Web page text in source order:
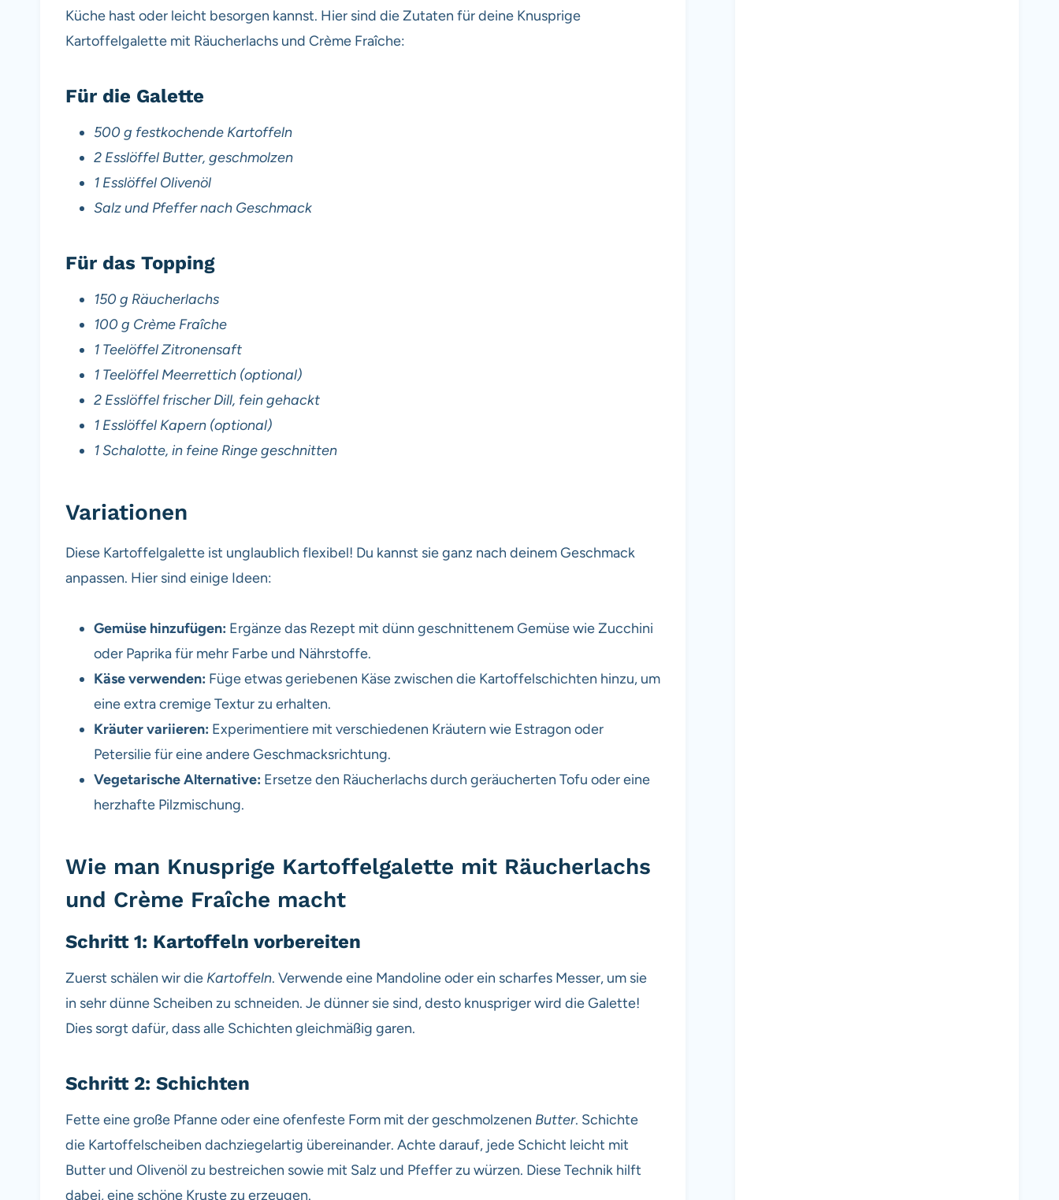
Küche hast oder leicht besorgen kannst. Hier sind die Zutaten für deine Knusprige
Kartoffelgalette mit Räucherlachs und Crème Fraîche:
Für die Galette
500 g festkochende Kartoffeln
2 Esslöffel Butter, geschmolzen
1 Esslöffel Olivenöl
Salz und Pfeffer nach Geschmack
Für das Topping
150 g Räucherlachs
100 g Crème Fraîche
1 Teelöffel Zitronensaft
1 Teelöffel Meerrettich (optional)
2 Esslöffel frischer Dill, fein gehackt
1 Esslöffel Kapern (optional)
1 Schalotte, in feine Ringe geschnitten
Variationen
Diese Kartoffelgalette ist unglaublich flexibel! Du kannst sie ganz nach deinem Geschmack
anpassen. Hier sind einige Ideen:
Gemüse hinzufügen: Ergänze das Rezept mit dünn geschnittenem Gemüse wie Zucchini
oder Paprika für mehr Farbe und Nährstoffe.
Käse verwenden: Füge etwas geriebenen Käse zwischen die Kartoffelschichten hinzu, um
eine extra cremige Textur zu erhalten.
Kräuter variieren: Experimentiere mit verschiedenen Kräutern wie Estragon oder
Petersilie für eine andere Geschmacksrichtung.
Vegetarische Alternative: Ersetze den Räucherlachs durch geräucherten Tofu oder eine
herzhafte Pilzmischung.
Wie man Knusprige Kartoffelgalette mit Räucherlachs
und Crème Fraîche macht
Schritt 1: Kartoffeln vorbereiten
Zuerst schälen wir die Kartoffeln. Verwende eine Mandoline oder ein scharfes Messer, um sie
in sehr dünne Scheiben zu schneiden. Je dünner sie sind, desto knuspriger wird die Galette!
Dies sorgt dafür, dass alle Schichten gleichmäßig garen.
Schritt 2: Schichten
Fette eine große Pfanne oder eine ofenfeste Form mit der geschmolzenen Butter. Schichte
die Kartoffelscheiben dachziegelartig übereinander. Achte darauf, jede Schicht leicht mit
Butter und Olivenöl zu bestreichen sowie mit Salz und Pfeffer zu würzen. Diese Technik hilft
dabei, eine schöne Kruste zu erzeugen.